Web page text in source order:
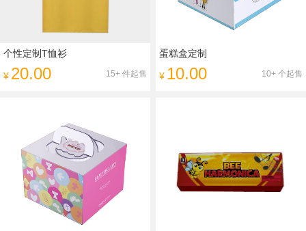
个性定制T恤衫
¥ 20.00 15+ 件起售
蛋糕盒定制
¥ 10.00 10+ 个起售